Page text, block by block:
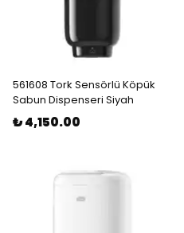
561608 Tork Sensörlü Köpük
Sabun Dispenseri Siyah
₺ 4,150.00